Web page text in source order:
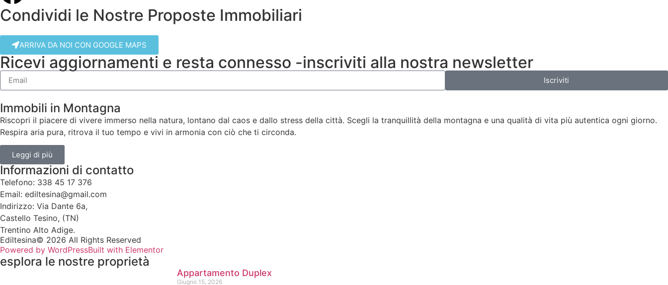
Condividi le Nostre Proposte Immobiliari
ARRIVA DA NOI CON GOOGLE MAPS
Ricevi aggiornamenti e resta connesso -inscriviti alla nostra newsletter
Iscriviti
Immobili in Montagna
Riscopri il piacere di vivere immerso nella natura, lontano dal caos e dallo stress della città. Scegli la tranquillità della montagna e una qualità di vita più autentica ogni giorno.
Respira aria pura, ritrova il tuo tempo e vivi in armonia con ciò che ti circonda.
Leggi di più
Informazioni di contatto
Telefono: 338 45 17 376
Email: ediltesina@gmail.com
Indirizzo: Via Dante 6a,
Castello Tesino, (TN)
Trentino Alto Adige.
Ediltesina© 2026 All Rights Reserved
Powered by WordPressBuilt with Elementor
esplora le nostre proprietà
Appartamento Duplex
Giugno 15, 2026